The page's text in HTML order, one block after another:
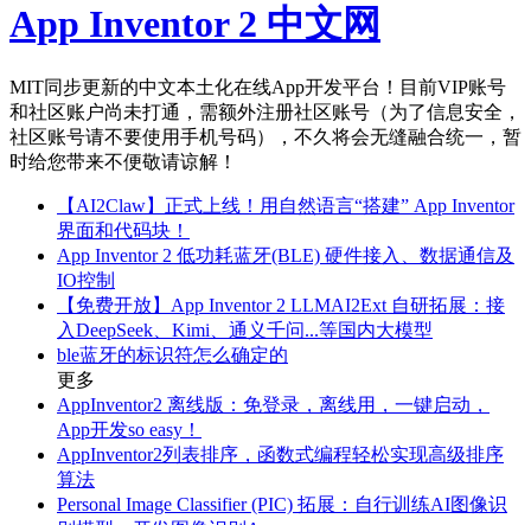
App Inventor 2 中文网
MIT同步更新的中文本土化在线App开发平台！目前VIP账号
和社区账户尚未打通，需额外注册社区账号（为了信息安全，
社区账号请不要使用手机号码），不久将会无缝融合统一，暂
时给您带来不便敬请谅解！
【AI2Claw】正式上线！用自然语言“搭建” App Inventor
界面和代码块！
App Inventor 2 低功耗蓝牙(BLE) 硬件接入、数据通信及
IO控制
【免费开放】App Inventor 2 LLMAI2Ext 自研拓展：接
入DeepSeek、Kimi、通义千问...等国内大模型
ble蓝牙的标识符怎么确定的
更多
AppInventor2 离线版：免登录，离线用，一键启动，
App开发so easy！
AppInventor2列表排序，函数式编程轻松实现高级排序
算法
Personal Image Classifier (PIC) 拓展：自行训练AI图像识